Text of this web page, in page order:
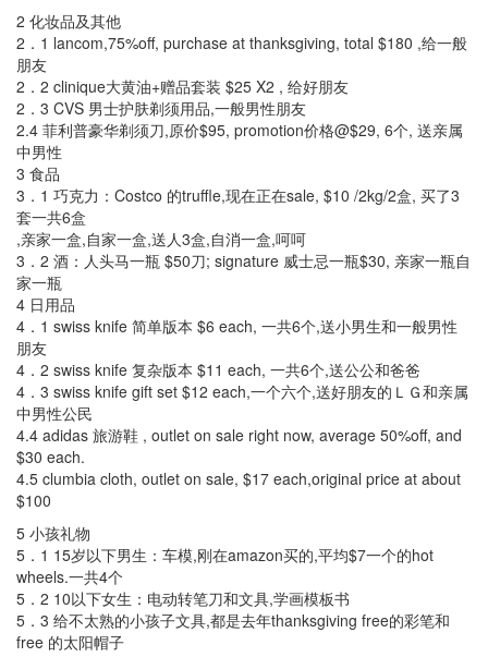
2 化妆品及其他
2．1 lancom,75%off, purchase at thanksgiving, total $180 ,给一般
朋友
2．2 clinique大黄油+赠品套装 $25 X2 , 给好朋友
2．3 CVS 男士护肤剃须用品,一般男性朋友
2.4 菲利普豪华剃须刀,原价$95, promotion价格@$29, 6个, 送亲属
中男性
3 食品
3．1 巧克力：Costco 的truffle,现在正在sale, $10 /2kg/2盒, 买了3
套一共6盒
,亲家一盒,自家一盒,送人3盒,自消一盒,呵呵
3．2 酒：人头马一瓶 $50刀; signature 威士忌一瓶$30, 亲家一瓶自
家一瓶
4 日用品
4．1 swiss knife 简单版本 $6 each, 一共6个,送小男生和一般男性
朋友
4．2 swiss knife 复杂版本 $11 each, 一共6个,送公公和爸爸
4．3 swiss knife gift set $12 each,一个六个,送好朋友的ＬＧ和亲属
中男性公民
4.4 adidas 旅游鞋 , outlet on sale right now, average 50%off, and
$30 each.
4.5 clumbia cloth, outlet on sale, $17 each,original price at about
$100
5 小孩礼物
5．1 15岁以下男生：车模,刚在amazon买的,平均$7一个的hot
wheels.一共4个
5．2 10以下女生：电动转笔刀和文具,学画模板书
5．3 给不太熟的小孩子文具,都是去年thanksgiving free的彩笔和
free 的太阳帽子